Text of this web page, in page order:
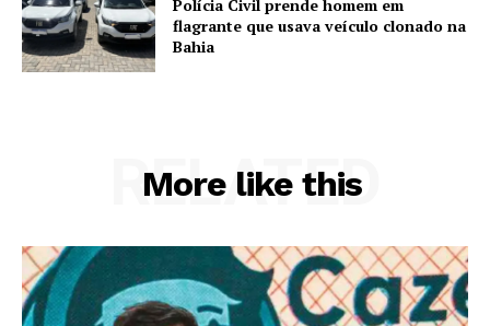
Polícia Civil prende homem em
flagrante que usava veículo clonado na
Bahia
More like this
RELATED